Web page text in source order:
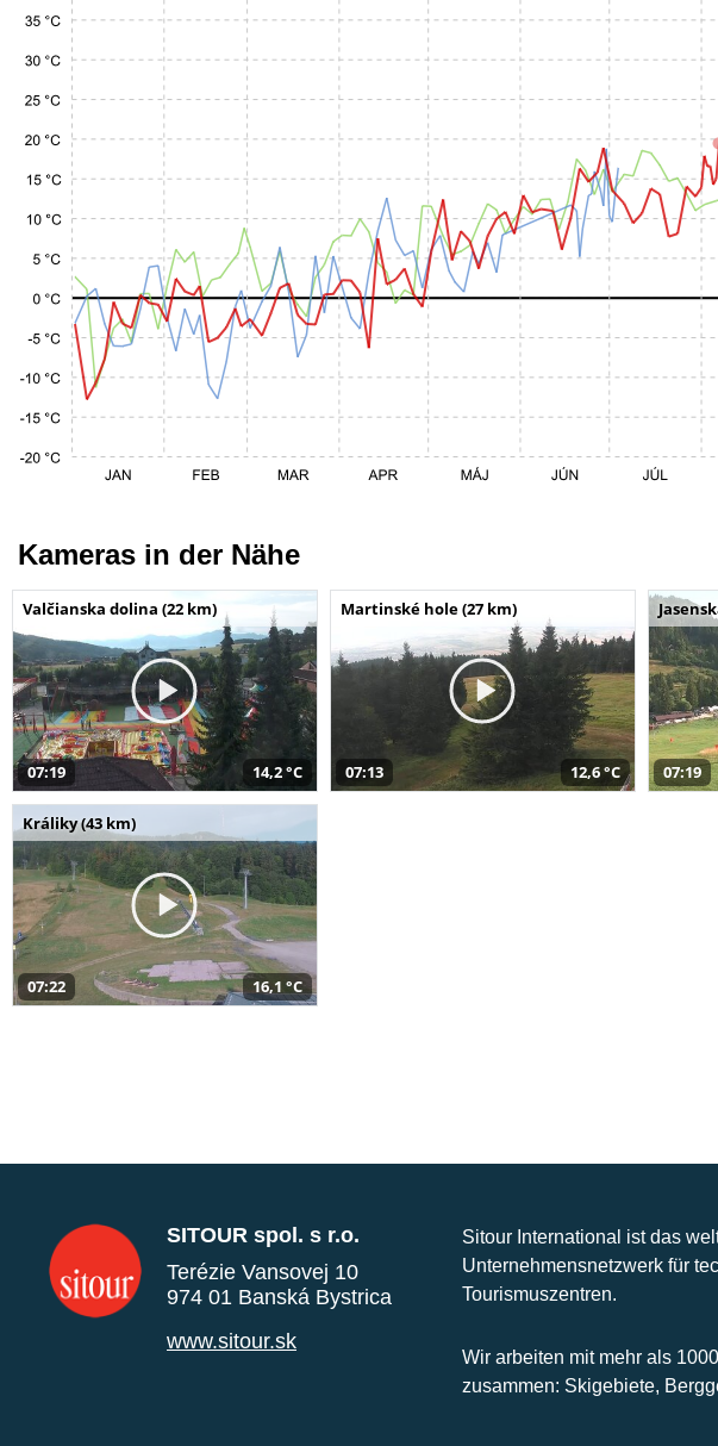
Kameras in der Nähe
Valčianska dolina (22 km)
07:19 14,2 °C
Martinské hole (27 km)
07:13 12,6 °C 07:19
Králiky (43 km)
07:22 16,1 °C
SITOUR spol. s r.o.
Terézie Vansovej 10
974 01 Banská Bystrica
www.sitour.sk
Sitour International ist das
Unternehmensnetzwerk für
Tourismuszentren.
Wir arbeiten mit mehr als
zusammen: Skigebiete,